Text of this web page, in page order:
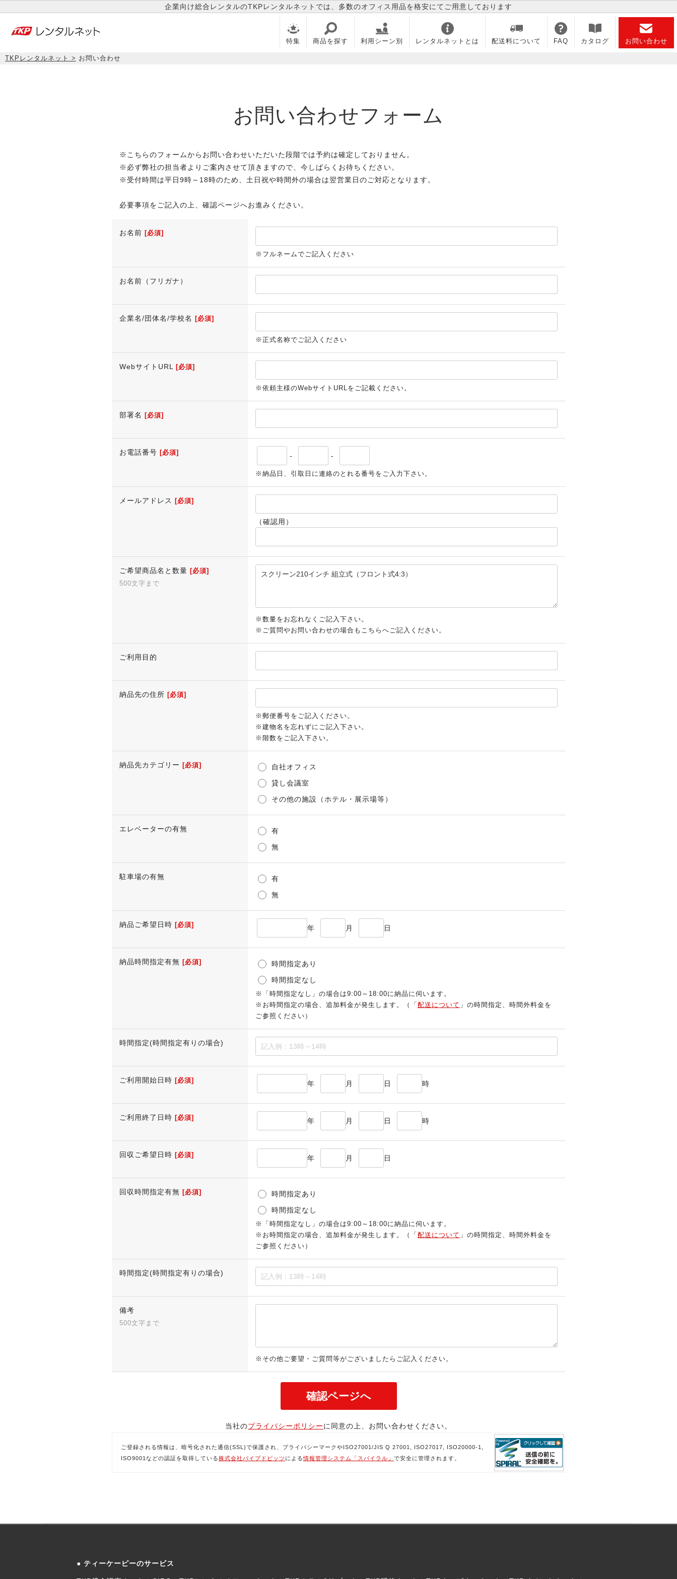
企業向け総合レンタルのTKPレンタルネットでは、多数のオフィス用品を格安にてご用意しております
特集 商品を探す 利用シーン別 レンタルネットとは 配送料について FAQ カタログ お問い合わせ
TKPレンタルネット お問い合わせ
お問い合わせフォーム
※こちらのフォームからお問い合わせいただいた段階では予約は確定しておりません。
※必ず弊社の担当者よりご案内させて頂きますので、今しばらくお待ちください。
※受付時間は平日9時～18時のため、土日祝や時間外の場合は翌営業日のご対応となります。
必要事項をご記入の上、確認ページへお進みください。
お名前 [必須]
※フルネームでご記入ください
お名前（フリガナ）
企業名/団体名/学校名 [必須]
※正式名称でご記入ください
WebサイトURL [必須]
※依頼主様のWebサイトURLをご記載ください。
部署名 [必須]
お電話番号 [必須] - -
※納品日、引取日に連絡のとれる番号をご入力下さい。
メールアドレス [必須]
（確認用）
ご希望商品名と数量 [必須]
500文字まで
※数量をお忘れなくご記入下さい。
※ご質問やお問い合わせの場合もこちらへご記入ください。
ご利用目的
納品先の住所 [必須]
※郵便番号をご記入ください。
※建物名を忘れずにご記入下さい。
※階数をご記入下さい。
納品先カテゴリー [必須]
自社オフィス
貸し会議室
その他の施設（ホテル・展示場等）
エレベーターの有無
有
無
駐車場の有無
有
無
納品ご希望日時 [必須] 年 月 日
納品時間指定有無 [必須]
時間指定あり
時間指定なし
※「時間指定なし」の場合は9:00～18:00に納品に伺います。
※お時間指定の場合、追加料金が発生します。（「 配送について 」の時間指定、時間外料金を
ご参照ください）
時間指定(時間指定有りの場合)
ご利用開始日時 [必須] 年 月 日 時
ご利用終了日時 [必須] 年 月 日 時
回収ご希望日時 [必須] 年 月 日
回収時間指定有無 [必須]
時間指定あり
時間指定なし
※「時間指定なし」の場合は9:00～18:00に納品に伺います。
※お時間指定の場合、追加料金が発生します。（「 配送について 」の時間指定、時間外料金を
ご参照ください）
時間指定(時間指定有りの場合)
備考
500文字まで
※その他ご要望・ご質問等がございましたらご記入ください。
当社のプライバシーポリシーに同意の上、お問い合わせください。
ご登録される情報は、暗号化された通信(SSL)で保護され、プライバシーマークやISO27001/JIS Q 27001, ISO27017, ISO20000-1,
ISO9001などの認証を取得している株式会社パイプドビッツ による情報管理システム「スパイラル」 で安全に管理されます。
ティーケーピーのサービス